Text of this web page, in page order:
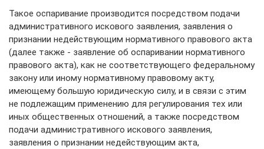
Такое оспаривание производится посредством подачи
административного искового заявления, заявления о
признании недействующим нормативного правового акта
(далее также - заявление об оспаривании нормативного
правового акта), как не соответствующего федеральному
закону или иному нормативному правовому акту,
имеющему большую юридическую силу, и в связи с этим
не подлежащим применению для регулирования тех или
иных общественных отношений, а также посредством
подачи административного искового заявления,
заявления о признании недействующим акта,